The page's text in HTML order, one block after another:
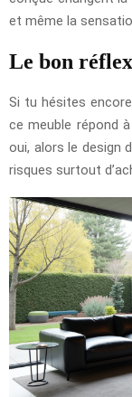
et même la
Le bon
Si tu hésites
ce meuble répond
oui, alors le design
risques surtout